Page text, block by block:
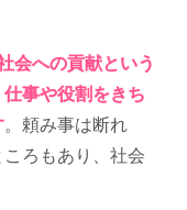
会への貢献という
事や役割をきち
。頼み事は断れ
ろもあり、社会